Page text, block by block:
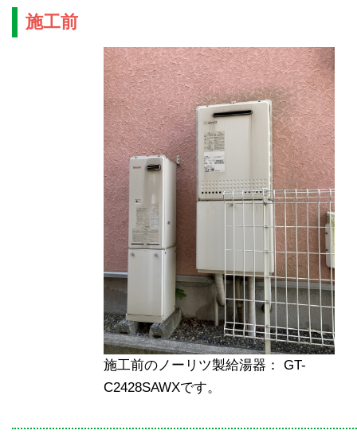
施工前
施工前のノーリツ製給湯器： GT-
C2428SAWXです。